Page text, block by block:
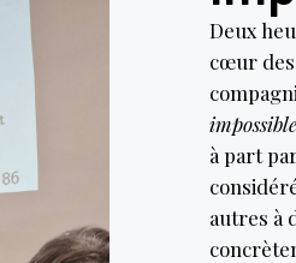
Deux
cœur des
à part
autres à